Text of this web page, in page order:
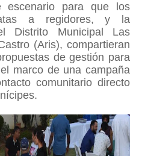
escenario para que los
a regidores, y la
Distrito Municipal Las
(Aris), compartieran
de gestión para
marco de una campaña
comunitario directo